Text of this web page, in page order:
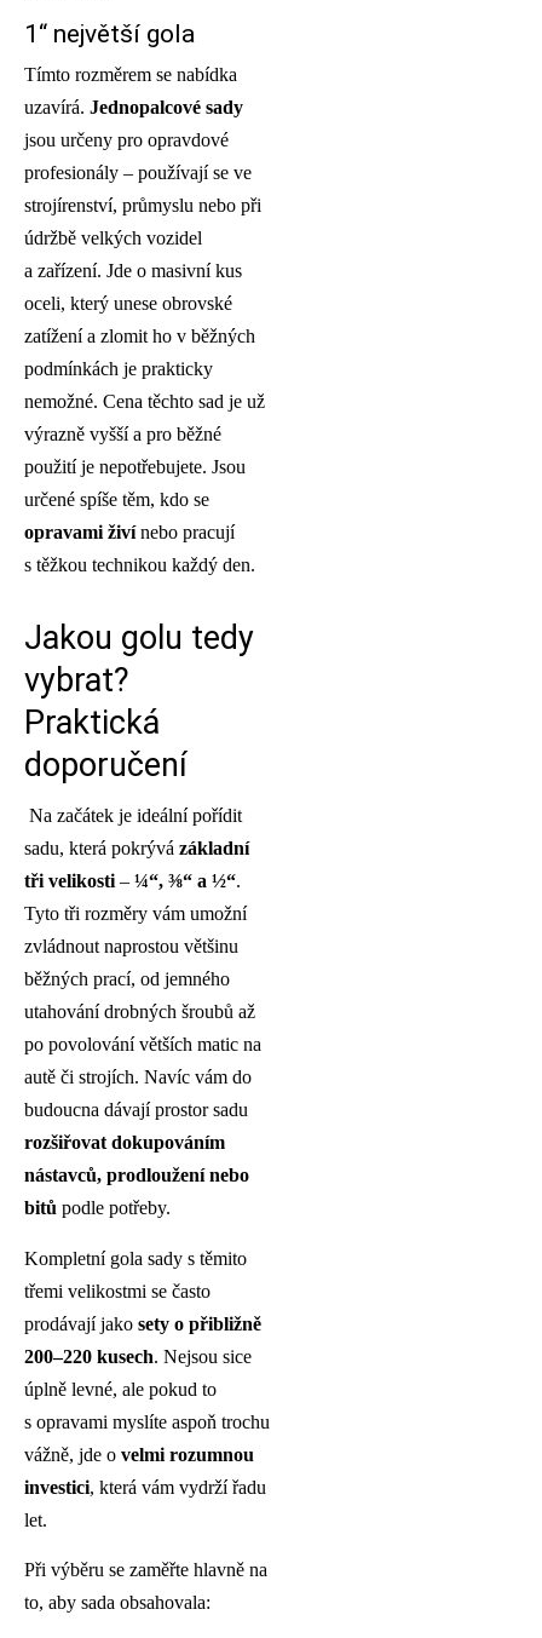
1“ největší gola
Tímto rozměrem se nabídka
uzavírá. Jednopalcové sady
jsou určeny pro opravdové
profesionály – používají se ve
strojírenství, průmyslu nebo při
údržbě velkých vozidel
a zařízení. Jde o masivní kus
oceli, který unese obrovské
zatížení a zlomit ho v běžných
podmínkách je prakticky
nemožné. Cena těchto sad je už
výrazně vyšší a pro běžné
použití je nepotřebujete. Jsou
určené spíše těm, kdo se
opravami živínebo pracují
s těžkou technikou každý den.
Jakou golu tedy
vybrat?
Praktická
doporučení
Na začátek je ideální pořídit
sadu, která pokrývá základní
tři velikosti – ¼“, ⅜“ a ½“.
Tyto tři rozměry vám umožní
zvládnout naprostou většinu
běžných prací, od jemného
utahování drobných šroubů až
po povolování větších matic na
autě či strojích. Navíc vám do
budoucna dávají prostor sadu
rozšiřovat dokupováním
nástavců, prodloužení nebo
bitů podle potřeby.
Kompletní gola sady s těmito
třemi velikostmi se často
prodávají jako sety o přibližně
200–220 kusech. Nejsou sice
úplně levné, ale pokud to
s opravami myslíte aspoň trochu
vážně, jde o velmi rozumnou
investici, která vám vydrží řadu
let.
Při výběru se zaměřte hlavně na
to, aby sada obsahovala: